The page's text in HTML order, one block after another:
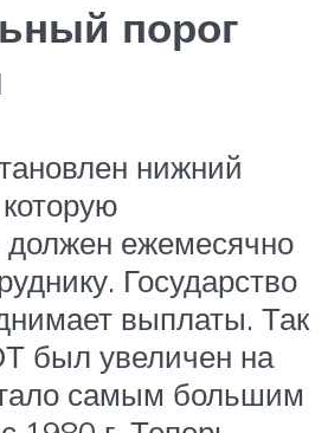
порог
нижний
должен ежемесячно
Государство
выплаты. Так
был увеличен на
самым большим